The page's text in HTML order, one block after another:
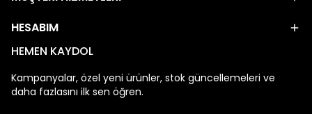
HESABIM
HEMEN KAYDOL
Kampanyalar, özel yeni ürünler, stok güncellemeleri ve
daha fazlasını ilk sen öğren.